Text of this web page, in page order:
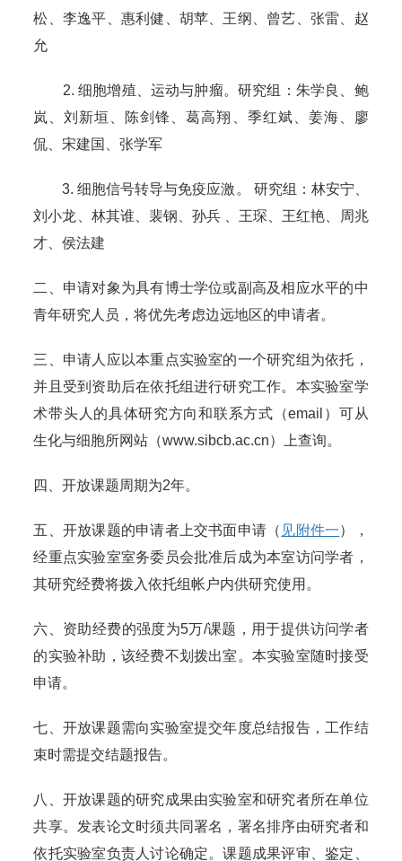
松、李逸平、惠利健、胡苹、王纲、曾艺、张雷、赵
允
2. 细胞增殖、运动与肿瘤。研究组：朱学良、鲍
岚、刘新垣、陈剑锋、葛高翔、季红斌、姜海、廖
侃、宋建国、张学军
3. 细胞信号转导与免疫应激。 研究组：林安宁、
刘小龙、林其谁、裴钢、孙兵 、王琛、王红艳、周兆
才、侯法建
二、申请对象为具有博士学位或副高及相应水平的中
青年研究人员，将优先考虑边远地区的申请者。
三、申请人应以本重点实验室的一个研究组为依托，
并且受到资助后在依托组进行研究工作。本实验室学
术带头人的具体研究方向和联系方式（email）可从
生化与细胞所网站（www.sibcb.ac.cn）上查询。
四、开放课题周期为2年。
五、开放课题的申请者上交书面申请（ 见附件一），
经重点实验室室务委员会批准后成为本室访问学者，
其研究经费将拨入依托组帐户内供研究使用。
六、资助经费的强度为5万/课题，用于提供访问学者
的实验补助，该经费不划拨出室。本实验室随时接受
申请。
七、开放课题需向实验室提交年度总结报告，工作结
束时需提交结题报告。
八、开放课题的研究成果由实验室和研究者所在单位
共享。发表论文时须共同署名，署名排序由研究者和
依托实验室负责人讨论确定。课题成果评审、鉴定、